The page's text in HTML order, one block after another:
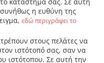
συνήθως η ευθύνη της
εδώ περιγράφει το
στους πελάτες να
ιστότοπό σας, σαν να
ιστότοπου. Σε αυτή την